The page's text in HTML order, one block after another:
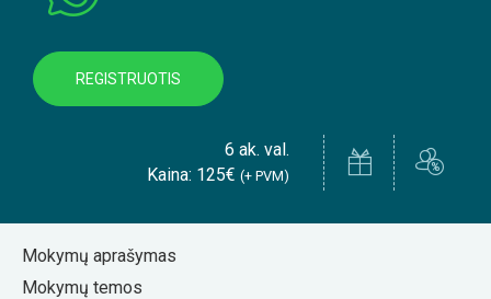
REGISTRUOTIS
6 ak. val.
Kaina: 125€ (+ PVM)
Mokymų aprašymas
Mokymų temos